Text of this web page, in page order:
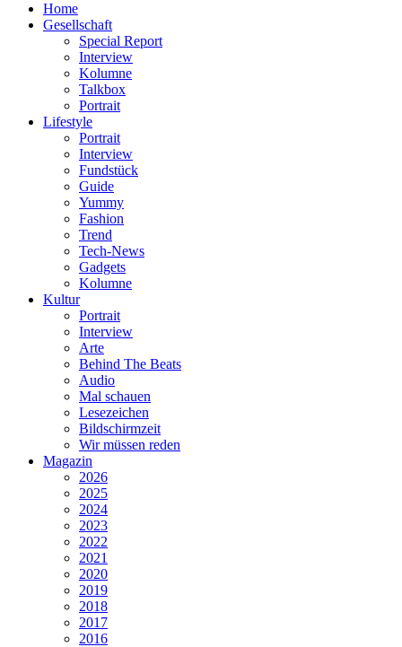
Home
Gesellschaft
Special Report
Interview
Kolumne
Talkbox
Portrait
Lifestyle
Portrait
Interview
Fundstück
Guide
Yummy
Fashion
Trend
Tech-News
Gadgets
Kolumne
Kultur
Portrait
Interview
Arte
Behind The Beats
Audio
Mal schauen
Lesezeichen
Bildschirmzeit
Wir müssen reden
Magazin
2026
2025
2024
2023
2022
2021
2020
2019
2018
2017
2016